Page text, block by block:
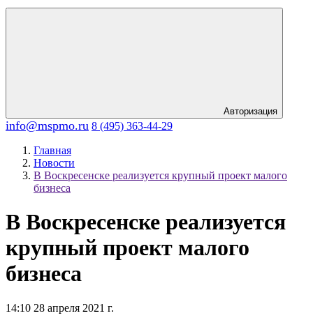
Авторизация
info@mspmo.ru 8 (495) 363-44-29
Главная
Новости
В Воскресенске реализуется крупный проект малого
бизнеса
В Воскресенске реализуется
крупный проект малого
бизнеса
14:10 28 апреля 2021 г.